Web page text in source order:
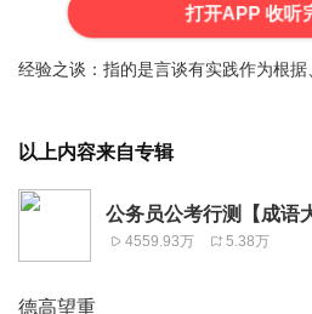
打开APP 收听
经验之谈：指的是言谈有实践作为根据
以上内容来自专辑
公务员公考行测【成语
4559.93万 5.38万
德高望重